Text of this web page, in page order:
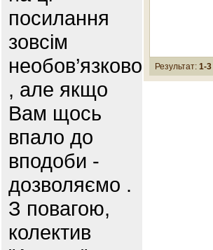
посилання
зовсім
необов’язково
, але якщо
Вам щось
впало до
вподоби -
дозволяємо .
З повагою,
колектив
Результат: 1-3